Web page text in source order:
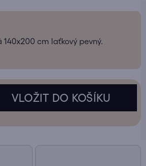
140x200 cm laťkový pevný.